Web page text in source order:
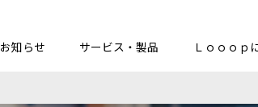
お知らせ
サービス・製品 Ｌｏｏｏｐ